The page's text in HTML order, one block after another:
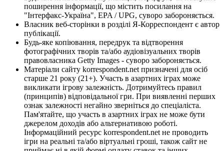
поширення інформації, що містить посилання на
"Інтерфакс-Україна", EPA / UPG, суворо забороняється.
Власник веб-сторінки в розділі Я-Корреспондент є автор
публікації.
Будь-яке копіювання, передрук та відтворення
фотографічних творів та/або аудіовізуальних творів
правовласника Getty Images - суворо забороняється.
Матеріали сайту korrespondent.net призначені для осіб
старше 21 року (21+). Участь в азартних іграх може
викликати ігрову залежність. Дотримуйтесь правил
(принципів) відповідальної гри. При виявленні перших
ознак залежності негайно зверніться до спеціаліста.
Пам'ятайте, що участь в азартних іграх не може бути
джерелом доходів або альтернативою роботі.
Інформаційний ресурс korrespondent.net не проводить
ігри на реальні та/або віртуальні гроші, також сайт не